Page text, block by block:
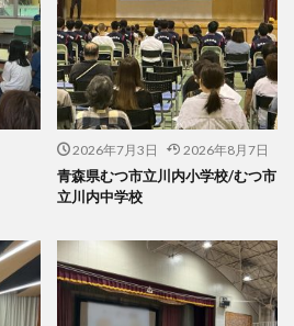
2026年7月3日 2026年8月7日
青森県むつ市立川内小学校/むつ市
立川内中学校